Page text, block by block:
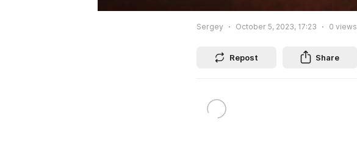
Sergey October 5, 2023, 17:23 0 views
Repost Share